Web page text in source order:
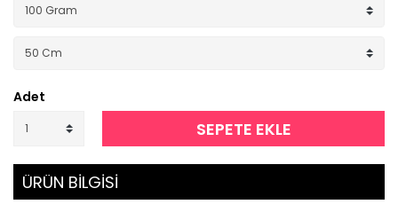
Adet
SEPETE EKLE
ÜRÜN BİLGİSİ